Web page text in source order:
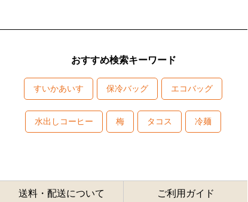
おすすめ検索キーワード
すいかあいす 保冷バッグ エコバッグ
水出しコーヒー 梅 タコス 冷麺
送料・配送について ご利用ガイド